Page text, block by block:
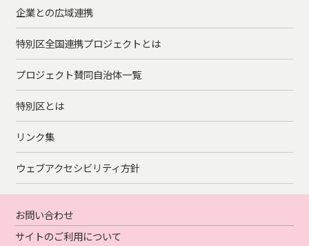
企業との広域連携
特別区全国連携プロジェクトとは
プロジェクト賛同自治体一覧
特別区とは
リンク集
ウェブアクセシビリティ方針
お問い合わせ
サイトのご利用について